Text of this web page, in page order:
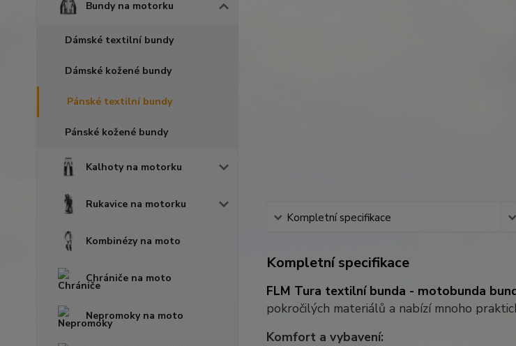
Bundy na motorku
Dámské textilní bundy
Dámské kožené bundy
Pánské textilní bundy
Pánské kožené bundy
Kalhoty na motorku
Rukavice na motorku
Kombinézy na moto
Chrániče na moto
Nepromoky na moto
Kompletní specifikace
Kompletní specifikace
FLM Tura textilní bunda - motobunda
pokročilých materiálů a nabízí mnoho
Komfort a vybavení: